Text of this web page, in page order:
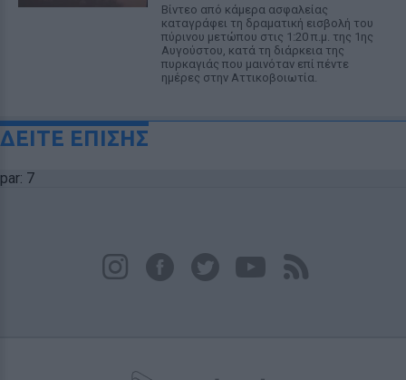
Βίντεο από κάμερα ασφαλείας
καταγράφει τη δραματική εισβολή του
πύρινου μετώπου στις 1:20 π.μ. της 1ης
Αυγούστου, κατά τη διάρκεια της
πυρκαγιάς που μαινόταν επί πέντε
ημέρες στην Αττικοβοιωτία.
ΔΕΙΤΕ ΕΠΙΣΗΣ
par: 7